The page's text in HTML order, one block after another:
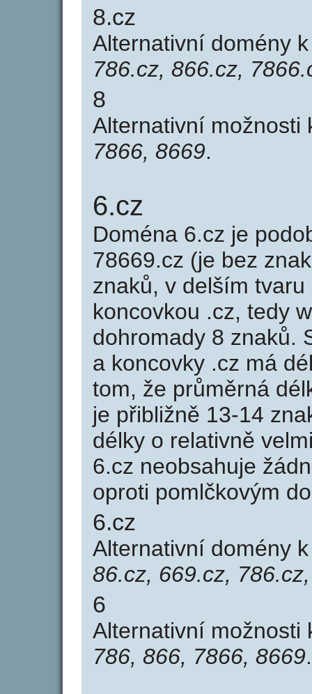
8.cz
Alternativní domény
786.cz, 866.cz,
8
Alternativní možnosti
7866, 8669.
6.cz
Doména 6.cz je
78669.cz (je bez
znaků, v delším
koncovkou .cz, tedy
dohromady 8 znaků.
a koncovky .cz má
tom, že průměrná
je přibližně 13-14
délky o relativně
6.cz neobsahuje
oproti pomlčkovým
6.cz
Alternativní domény
86.cz, 669.cz,
6
Alternativní možnosti
786, 866, 7866, 8669.